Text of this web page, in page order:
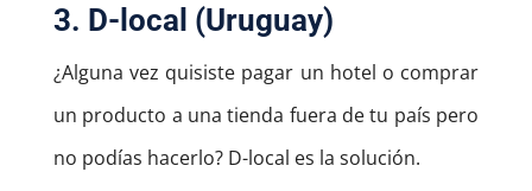
3. D-local (Uruguay)
¿Alguna vez quisiste pagar un hotel o comprar
un producto a una tienda fuera de tu país pero
no podías hacerlo? D-local es la solución.